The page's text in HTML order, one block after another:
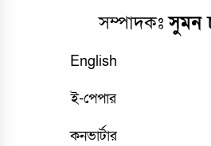
সম্পাদকঃসুমন
English
ই-পেপার
কনভার্টার